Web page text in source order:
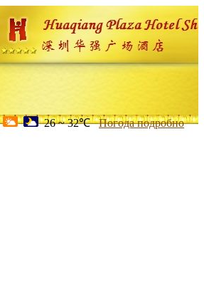
26 ~ 32℃ Погода подробно